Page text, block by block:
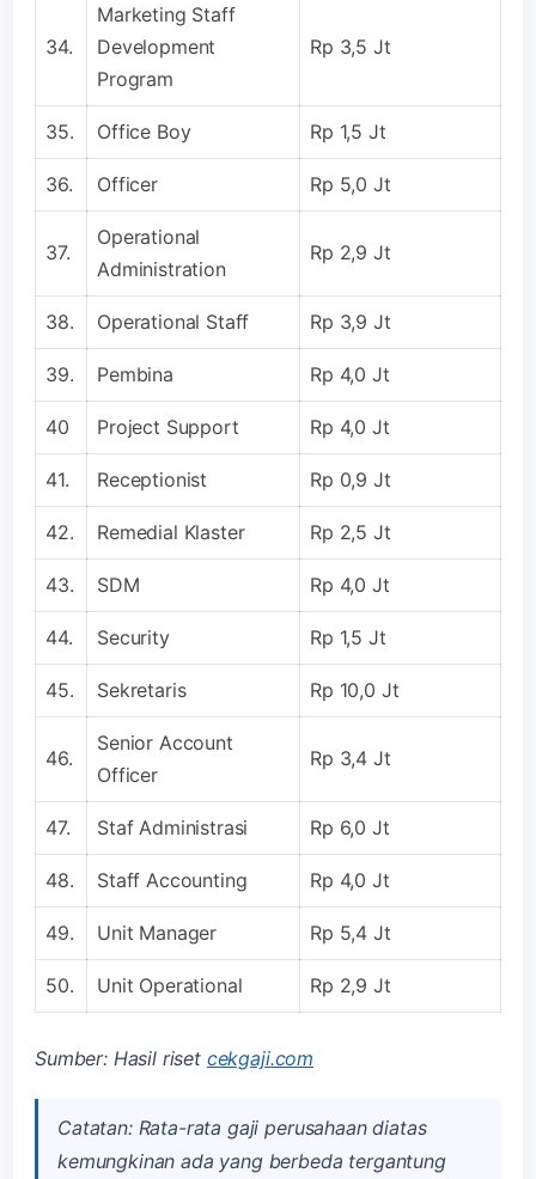
34.
Marketing Staff
Development
Program
Rp 3,5 Jt
35. Office Boy Rp 1,5 Jt
36. Officer Rp 5,0 Jt
37.
Operational
Administration
Rp 2,9 Jt
38. Operational Staff Rp 3,9 Jt
39. Pembina Rp 4,0 Jt
40 Project Support Rp 4,0 Jt
41. Receptionist Rp 0,9 Jt
42. Remedial Klaster Rp 2,5 Jt
43. SDM Rp 4,0 Jt
44. Security Rp 1,5 Jt
45. Sekretaris Rp 10,0 Jt
46.
Senior Account
Officer
Rp 3,4 Jt
47. Staf Administrasi Rp 6,0 Jt
48. Staff Accounting Rp 4,0 Jt
49. Unit Manager Rp 5,4 Jt
50. Unit Operational Rp 2,9 Jt
Sumber: Hasil riset cekgaji.com
Catatan: Rata-rata gaji perusahaan diatas
kemungkinan ada yang berbeda tergantung